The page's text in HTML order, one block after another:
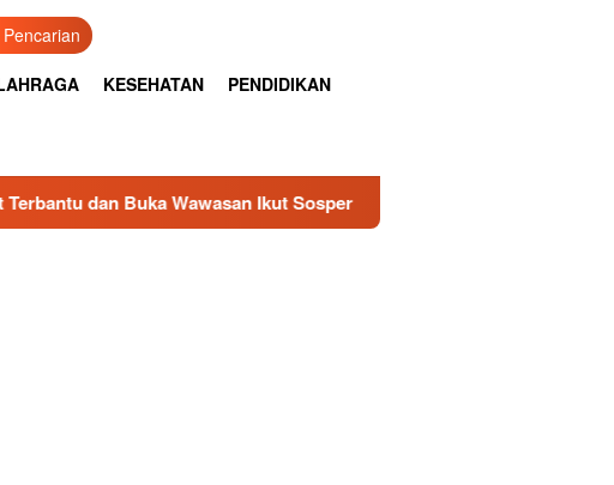
Pencarian
KESEHATAN PENDIDIKAN
Wawasan Ikut Sosper Perda Trantibum